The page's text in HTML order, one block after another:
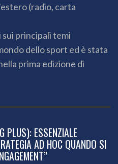
(radio, carta
principali temi
dello sport ed è stata
prima edizione di
PLUS): ESSENZIALE
AD HOC QUANDO SI